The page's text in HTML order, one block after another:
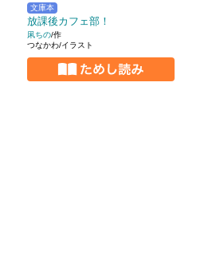
文庫本
放課後カフェ部！
凩ちの/作
つなかわ/イラスト